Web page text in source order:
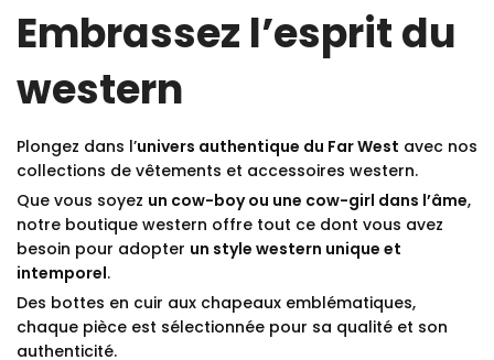
Embrassez l’esprit du
western
Plongez dans l’univers authentique du Far West avec nos
collections de vêtements et accessoires western.
Que vous soyez un cow-boy ou une cow-girl dans l’âme,
notre boutique western offre tout ce dont vous avez
besoin pour adopter un style western unique et
intemporel.
Des bottes en cuir aux chapeaux emblématiques,
chaque pièce est sélectionnée pour sa qualité et son
authenticité.